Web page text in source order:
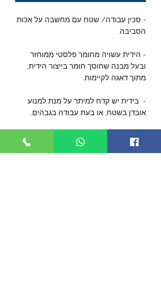
- סכין עבודה/ שטח עם מחשבה על אכות
הסביבה.
- הידית עשויה מחומר פלסטי ממוחזר
ובעל מבנה שחוסך חומר בייצור הידית,
מתוך דאגה לקיימות.
- בידית יש קדח למיתר על מנת למנוע
אובדן בשטח, או בעת עבודה בגבהים.
מפלדת פחמן. מחוסם ל- 58-60HRC